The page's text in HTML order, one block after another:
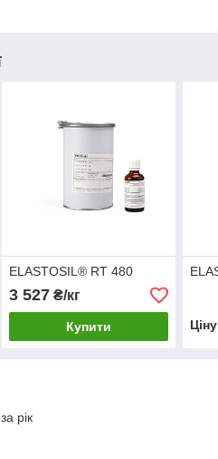
ELASTOSIL® RT 480
3 527₴/кг
Купити
рік